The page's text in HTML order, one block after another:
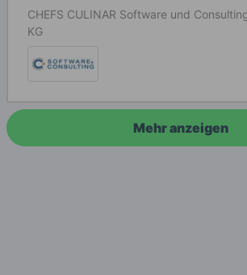
CHEFS CULINAR Software und
KG
Mehr anzeigen